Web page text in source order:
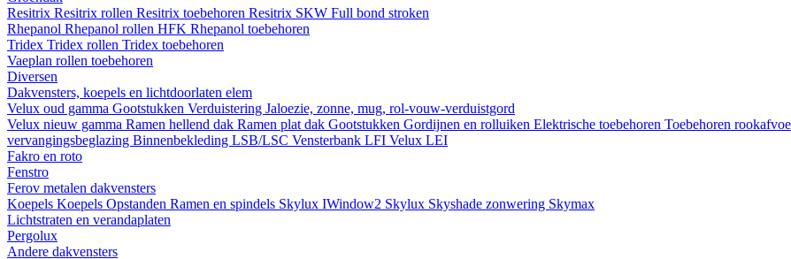
Resitrix Resitrix rollen Resitrix toebehoren Resitrix SKW Full bond stroken
Rhepanol Rhepanol rollen HFK Rhepanol toebehoren
Tridex Tridex rollen Tridex toebehoren
Vaeplan rollen toebehoren
Diversen
Dakvensters, koepels en lichtdoorlaten elem
Velux oud gamma Gootstukken Verduistering Jaloezie, zonne, mug, rol-vouw-verduistgord
Velux nieuw gamma Ramen hellend dak Ramen plat dak Gootstukken Gordijnen en rolluiken Elektrische toebehoren Toebehoren
vervangingsbeglazing Binnenbekleding LSB/LSC Vensterbank LFI Velux LEI
Fakro en roto
Fenstro
Ferov metalen dakvensters
Koepels Koepels Opstanden Ramen en spindels Skylux IWindow2 Skylux Skyshade zonwering Skymax
Lichtstraten en verandaplaten
Pergolux
Andere dakvensters